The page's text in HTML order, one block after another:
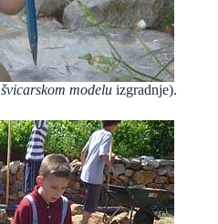
švicarskom modelu izgradnje).